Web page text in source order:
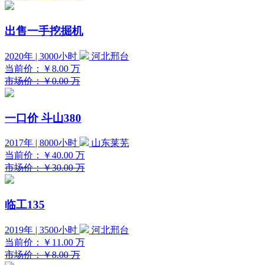
出售一手挖掘机
2020年 | 3000小时
河北邢台
当前价：
￥8.00 万
市场价：￥0.00 万
一口价 斗山380
2017年 | 8000小时
山东莱芜
当前价：
￥40.00 万
市场价：￥30.00 万
临工135
2019年 | 3500小时
河北邢台
当前价：
￥11.00 万
市场价：￥8.00 万